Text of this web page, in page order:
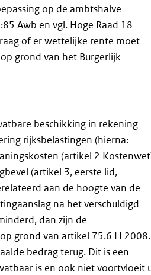
op de ambtshalve
Awb en vgl. Hoge Raad 18
of er wettelijke rente moet
grond van het Burgerlijk
beschikking in rekening
rijksbelastingen (hierna:
(artikel 2
(artikel 3, eerste lid,
aan de hoogte van de
na het verschuldigd
dan zijn de
grond van artikel 75.6 LI 2008.
bedrag terug. Dit is een
is en ook niet voortvloeit